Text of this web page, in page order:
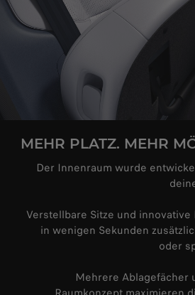
MEHR PLATZ. MEHR
Der Innenraum wurde
Verstellbare Sitze und
in wenigen Sekunden
oder
Mehrere Ablagefächer